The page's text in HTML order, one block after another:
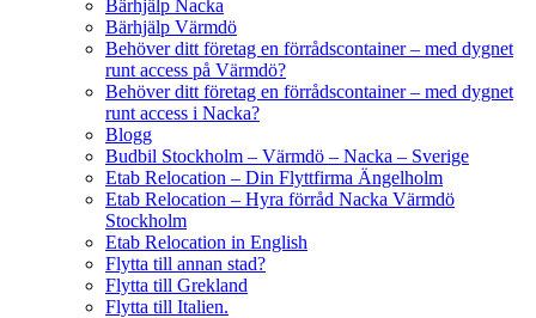
Bärhjälp Nacka
Bärhjälp Värmdö
Behöver ditt företag en förrådscontainer – med dygnet
runt access på Värmdö?
Behöver ditt företag en förrådscontainer – med dygnet
runt access i Nacka?
Blogg
Budbil Stockholm – Värmdö – Nacka – Sverige
Etab Relocation – Din Flyttfirma Ängelholm
Etab Relocation – Hyra förråd Nacka Värmdö
Stockholm
Etab Relocation in English
Flytta till annan stad?
Flytta till Grekland
Flytta till Italien.